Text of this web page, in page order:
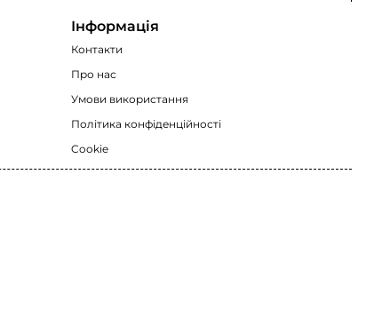
Інформація
Контакти
Про нас
Умови використання
Політика конфіденційності
Cookie